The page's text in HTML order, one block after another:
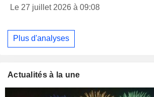
Le 27 juillet 2026 à 09:08
Plus d'analyses
Actualités à la une